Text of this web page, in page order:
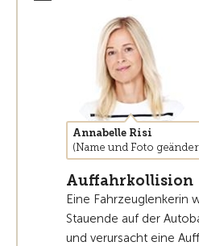
Annabelle Risi
(Name und Foto
Auffahrkollision
Eine Fahrzeuglenkerin
Stauende auf der
und verursacht eine